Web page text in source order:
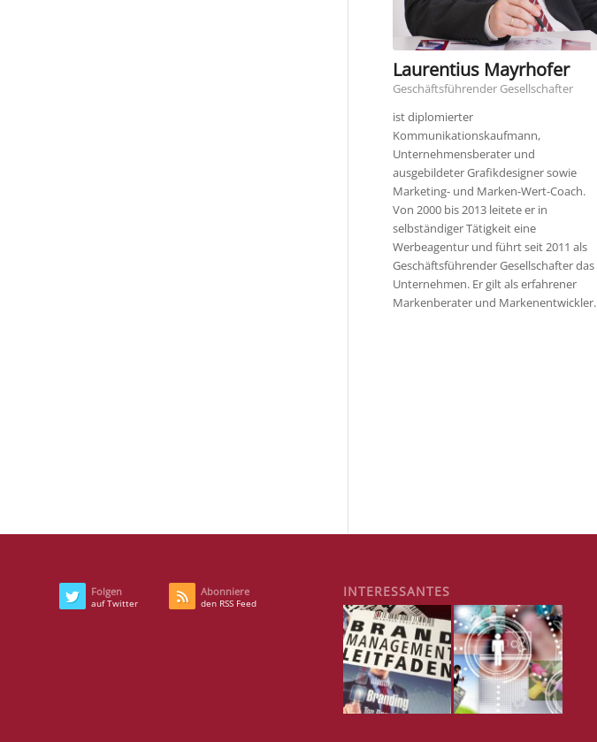
Laurentius Mayrhofer
Geschäftsführender Gesellschafter
ist diplomierter
Kommunikationskaufmann,
Unternehmensberater und
ausgebildeter Grafikdesigner sowie
Marketing- und Marken-Wert-Coach.
Von 2000 bis 2013 leitete er in
selbständiger Tätigkeit eine
Werbeagentur und führt seit 2011 als
Geschäftsführender Gesellschafter das
Unternehmen. Er gilt als erfahrener
Markenberater und Markenentwickler.
Folgen
auf Twitter
Abonniere
den RSS Feed
INTERESSANTES